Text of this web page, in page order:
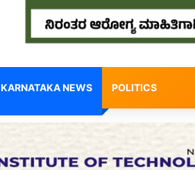
KARNATAKA NEWS POLITICS